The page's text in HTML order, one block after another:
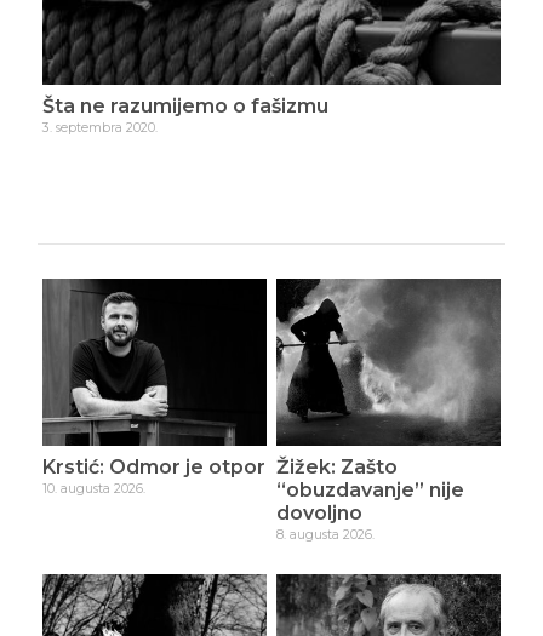
Šta ne razumijemo o fašizmu
3. septembra 2020.
Krstić: Odmor je otpor
10. augusta 2026.
Žižek: Zašto
“obuzdavanje” nije
dovoljno
8. augusta 2026.